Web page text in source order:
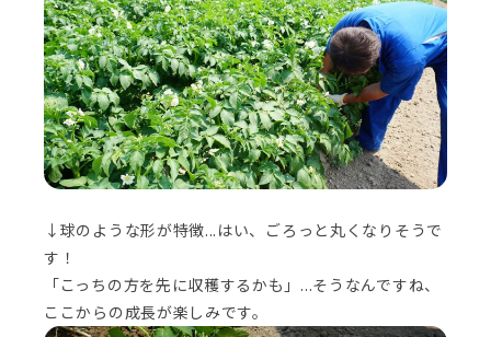
↓球のような形が特徴...はい、ごろっと丸くなりそうで
す！
「こっちの方を先に収穫するかも」...そうなんですね、
ここからの成長が楽しみです。